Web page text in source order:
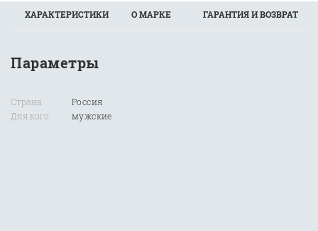
ХАРАКТЕРИСТИКИ О МАРКЕ ГАРАНТИЯ И ВОЗВРАТ
Параметры
Страна
Для кого:
Россия
мужские